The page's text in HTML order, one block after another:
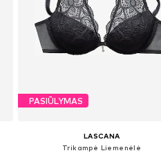
PASIŪLYMAS
LASCANA
Trikampė Liemenėlė